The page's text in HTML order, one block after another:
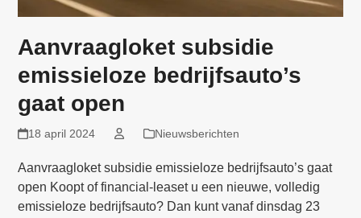
Aanvraagloket subsidie
emissieloze bedrijfsauto’s
gaat open
18 april 2024 Nieuwsberichten
Aanvraagloket subsidie emissieloze bedrijfsauto’s gaat
open Koopt of financial-leaset u een nieuwe, volledig
emissieloze bedrijfsauto? Dan kunt vanaf dinsdag 23